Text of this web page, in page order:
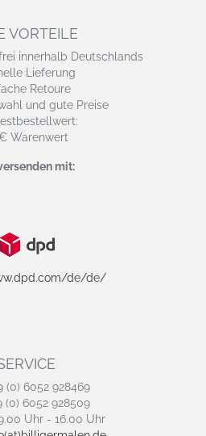
VORTEILE
innerhalb Deutschlands
Lieferung
Retoure
und gute Preise
Warenwert
mit:
de/de/
(0) 6052 928469
(0) 6052 928509
Uhr - 16.00 Uhr